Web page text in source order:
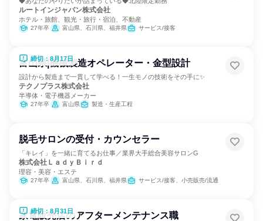
ルートインジャパン株式会社
ホテル・旅館、観光・旅行・宿泊、不動産
27年卒 富山県、石川県、福井県 サービス/接客
締切：8月17日
富山県|機械製造オペレーター・金型設計
設計から製造まで一貫して学べる！一生モノの技術をその手に✨
テクノプラス株式会社
半導体・電子機器メーカー
27年卒 富山県 製造・生産工程
脱毛サロンの受付・カウンセラー
「キレイ」を一緒に育てるお仕事／業界大手総合美容サロンG
株式会社ＬａｄｙＢｉｒｄ
理容・美容・エステ
27年卒 富山県、石川県、福井県 サービス/接客、小売販売/流通
締切：8月31日
家電販売店のアフターメンテナンス職